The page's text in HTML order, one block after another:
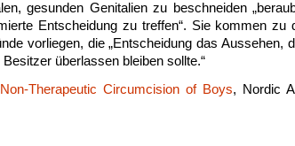
gesunden Genitalien zu beschneiden
Entscheidung zu treffen“. Sie kommen
vorliegen, die „Entscheidung das Aussehen,
überlassen bleiben sollte.“
Therapeutic Circumcision of Boys, Nordic